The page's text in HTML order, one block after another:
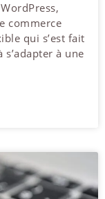
commerce
qui s’est fait
à une